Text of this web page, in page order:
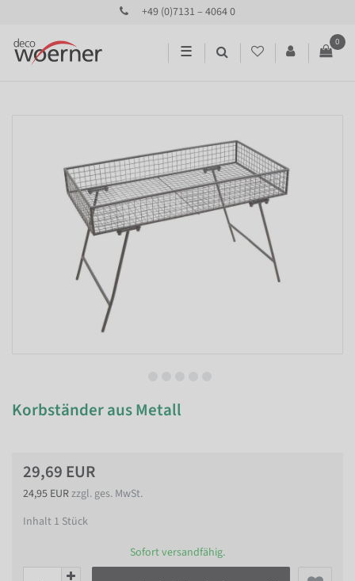
+49 (0)7131 – 4064 0
☰
0
Korbständer aus Metall
29,69 EUR
24,95 EURzzgl. ges. MwSt.
Inhalt 1 Stück
Sofort versandfähig.